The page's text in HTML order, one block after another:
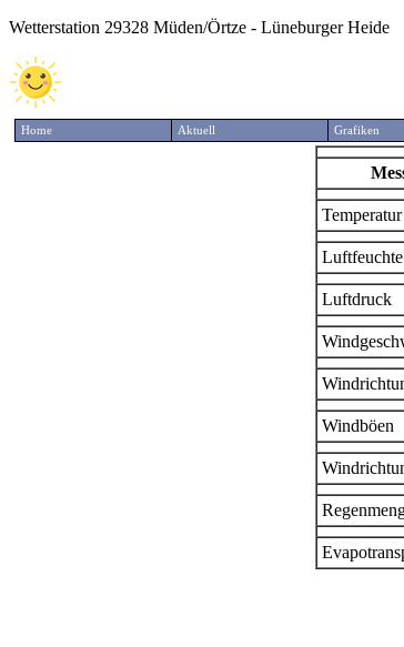
Wetterstation 29328 Müden/Örtze - Lüneburger Heide
Home Aktuell Grafiken
Luftdruck
Windböen